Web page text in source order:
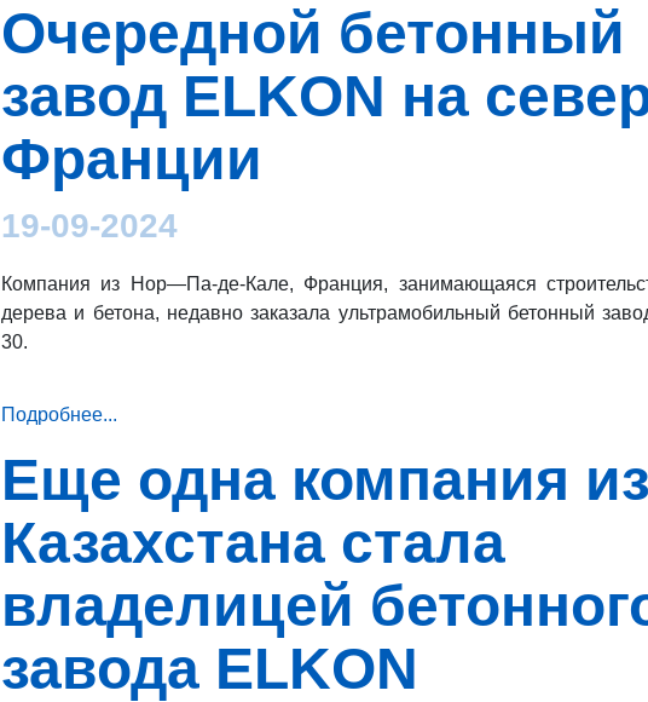
Очередной бетонный
завод ELKON на
Франции
19-09-2024
Компания из Нор—Па-де-Кале, Франция, занимающаяся
дерева и бетона, недавно заказала ультрамобильный бетонный
30.
Подробнее...
Еще одна компания из
Казахстана стала
владелицей
завода ELKON